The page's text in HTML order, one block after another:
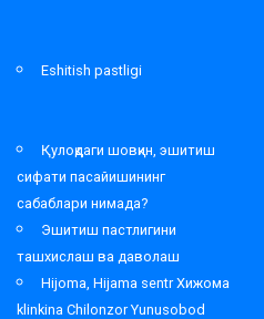
Eshitish pastligi
Қулоқдаги шовқин, эшитиш
сифати пасайишининг
сабаблари нимада?
Эшитиш пастлигини
ташхислаш ва даволаш
Hijoma, Hijama sentr Хижома
klinkina Chilonzor Yunusobod